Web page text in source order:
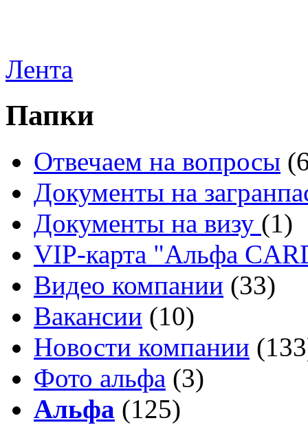
Лента
Папки
Отвечаем на вопросы
Документы на
Документы на визу (1)
VIP-карта "Альфа
Видео компании (33)
Вакансии (10)
Новости компании
Фото альфа (3)
Альфа (125)